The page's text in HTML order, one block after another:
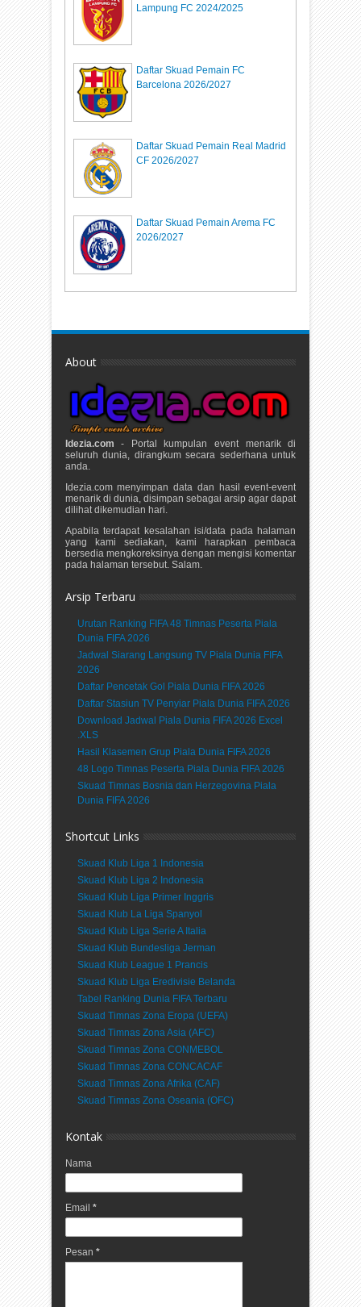
Lampung FC 2024/2025
Daftar Skuad Pemain FC
Barcelona 2026/2027
Daftar Skuad Pemain Real Madrid
CF 2026/2027
Daftar Skuad Pemain Arema FC
2026/2027
About
Idezia.com - Portal kumpulan event menarik di
seluruh dunia, dirangkum secara sederhana untuk
anda.
Idezia.com menyimpan data dan hasil event-event
menarik di dunia, disimpan sebagai arsip agar dapat
dilihat dikemudian hari.
Apabila terdapat kesalahan isi/data pada halaman
yang kami sediakan, kami harapkan pembaca
bersedia mengkoreksinya dengan mengisi komentar
pada halaman tersebut. Salam.
Arsip Terbaru
Urutan Ranking FIFA 48 Timnas Peserta Piala
Dunia FIFA 2026
Jadwal Siarang Langsung TV Piala Dunia FIFA
2026
Daftar Pencetak Gol Piala Dunia FIFA 2026
Daftar Stasiun TV Penyiar Piala Dunia FIFA 2026
Download Jadwal Piala Dunia FIFA 2026 Excel
.XLS
Hasil Klasemen Grup Piala Dunia FIFA 2026
48 Logo Timnas Peserta Piala Dunia FIFA 2026
Skuad Timnas Bosnia dan Herzegovina Piala
Dunia FIFA 2026
Shortcut Links
Skuad Klub Liga 1 Indonesia
Skuad Klub Liga 2 Indonesia
Skuad Klub Liga Primer Inggris
Skuad Klub La Liga Spanyol
Skuad Klub Liga Serie A Italia
Skuad Klub Bundesliga Jerman
Skuad Klub League 1 Prancis
Skuad Klub Liga Eredivisie Belanda
Tabel Ranking Dunia FIFA Terbaru
Skuad Timnas Zona Eropa (UEFA)
Skuad Timnas Zona Asia (AFC)
Skuad Timnas Zona CONMEBOL
Skuad Timnas Zona CONCACAF
Skuad Timnas Zona Afrika (CAF)
Skuad Timnas Zona Oseania (OFC)
Kontak
Nama
Email *
Pesan *